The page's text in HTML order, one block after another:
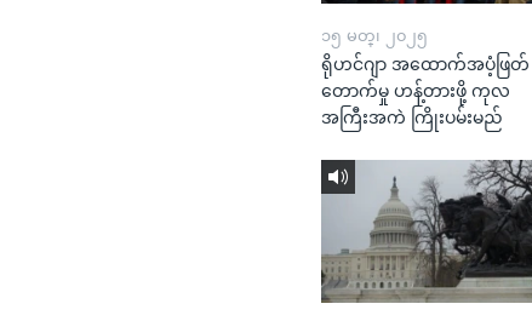
၁၅ မတ္၊ ၂၀၂၅
ရိုဟင်ဂျာ အထောက်အပံ့ဖြတ်
တောက်မှု ဟန့်တားဖို့ ကုလ
အကြီးအကဲ ကြိုးပမ်းမည်